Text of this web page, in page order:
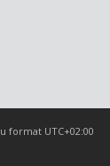
format UTC+02:00